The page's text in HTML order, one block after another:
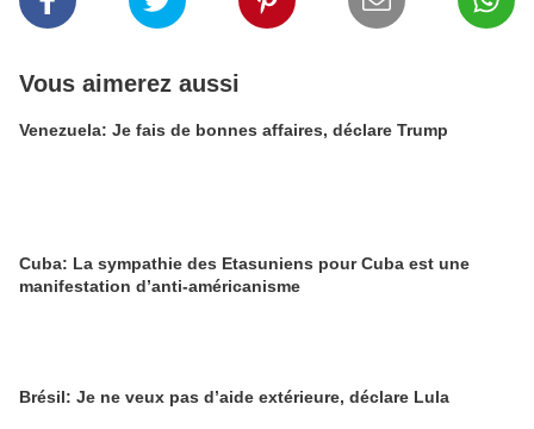
Vous aimerez aussi
Venezuela: Je fais de bonnes affaires, déclare Trump
Cuba: La sympathie des Etasuniens pour Cuba est une
manifestation d’anti-américanisme
Brésil: Je ne veux pas d’aide extérieure, déclare Lula